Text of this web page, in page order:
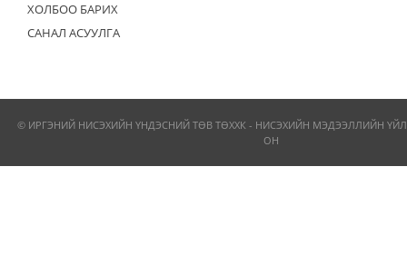
ХОЛБОО БАРИХ
САНАЛ АСУУЛГА
© ИРГЭНИЙ НИСЭХИЙН ҮНДЭСНИЙ ТӨВ ТӨХХК - НИСЭХИЙН МЭДЭЭЛЛИЙН
ОН